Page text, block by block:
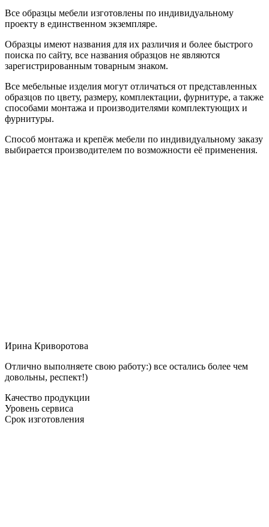
Все образцы мебели изготовлены по индивидуальному
проекту в единственном экземпляре.
Образцы имеют названия для их различия и более быстрого
поиска по сайту, все названия образцов не являются
зарегистрированным товарным знаком.
Все мебельные изделия могут отличаться от представленных
образцов по цвету, размеру, комплектации, фурнитуре, а также
способами монтажа и производителями комплектующих и
фурнитуры.
Способ монтажа и крепёж мебели по индивидуальному заказу
выбирается производителем по возможности её применения.
Ирина Криворотова
Отлично выполняете свою работу:) все остались более чем
довольны, респект!)
Качество продукции
Уровень сервиса
Срок изготовления